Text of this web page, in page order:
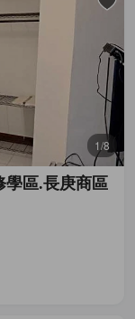
1/8
學區.長庚商區